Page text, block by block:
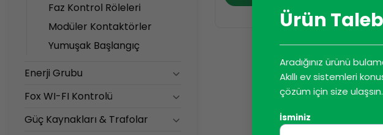
Ürün
Aradığınız ürünü
Akıllı ev sistemleri
çözüm için size ulaşsın.
İsminiz
Faz Kontrol Röleleri
Modüler Kontaktörler
Yumuşak Başlangıç
Enerji Grubu
Fox WI-FI Kontrolü
Güç Kaynakları & Trafolar